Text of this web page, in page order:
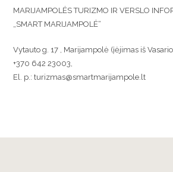
MARIJAMPOLĖS TURIZMO IR VERSLO
„SMART MARIJAMPOLĖ“
Vytauto g. 17 , Marijampolė (įėjimas iš
+370 642 23003,
El. p.: turizmas@smartmarijampole.lt